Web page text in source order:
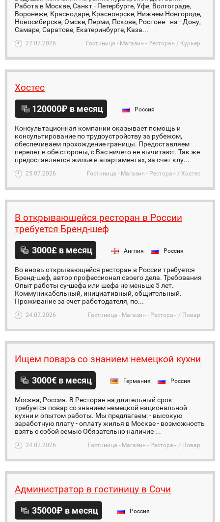
Работа в Москве, Санкт - Петербурге, Уфе, Волгограде,
Воронеже, Краснодаре, Красноярске, Нижнем Новгороде,
Новосибирске, Омске, Перми, Пскове, Ростове - на - Дону,
Самаре, Саратове, Екатеринбурге, Каза...
27.07.2026 Гостиница - Магазин - Ресторан / Курьер
Хостес
120000₽ в месяц Россия
Консультационная компании оказывает помощь и
консультирование по трудоустройству за рубежом,
обеспечиваем прохождение границы. Предоставляем
перелет в обе стороны, с Вас ничего не вычитают. Так же
предоставляется жилье в апартаментах, за счет клу...
25.07.2026 Гостиница - Магазин - Ресторан / Хостес
В открывающейся ресторан в России
требуется Бренд-шеф
3000£ в месяц Англия Россия
Во вновь открывающейся ресторан в России требуется
Бренд-шеф, автор профессионал своего дела. Требования
Опыт работы су-шефа или шефа не меньше 5 лет.
Коммуникабельный, инициативный, общительный.
Проживание за счет работодателя, по...
24.07.2026 Гостиница - Магазин - Ресторан / Повар
Ищем повара со знанием немецкой кухни
3000€ в месяц Германия Россия
Москва, Россия. В Ресторан на длительный срок
требуется повар со знанием немецкой национальной
кухни и опытом работы. Мы предлагаем: - высокую
заработную плату - оплату жилья в Москве - возможность
взять с собой семью Обязательно наличие ...
24.07.2026 Гостиница - Магазин - Ресторан / Повар
Администратор в гостиницу в Сочи
35000₽ в месяц Россия